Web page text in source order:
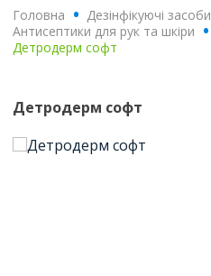
Головна . Дезінфікуючі засоби
Антисептики для рук та шкіри
.
Детродерм софт
Детродерм софт